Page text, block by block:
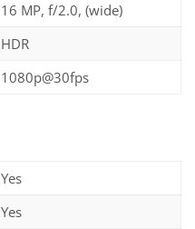
16 MP, f/2.0, (wide)
HDR
1080p@30fps
Yes
Yes